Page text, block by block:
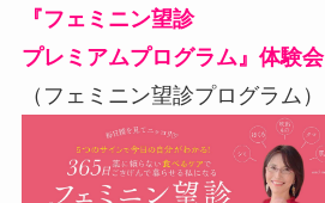
『フェミニン望診
プレミアムプログラム』体験会
（フェミニン望診プログラム）